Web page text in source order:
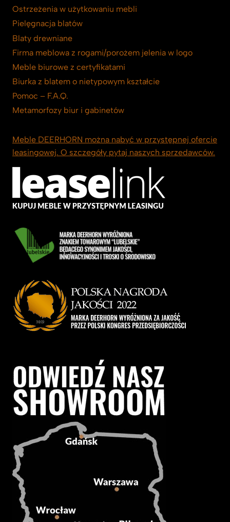
Ostrzeżenia w użytkowaniu mebli
Pielęgnacja blatów
Blaty drewniane
Firma meblowa z rogami/porożem jelenia w logo
Meble biurowe z certyfikatami
Biurka z blatem o nietypowym kształcie
Pomoc – F.A.Q.
Metamorfozy biur i gabinetów
Meble DEERHORN można nabyć w przystępnej ofercie
leasingowej. O szczegóły pytaj naszych sprzedawców.